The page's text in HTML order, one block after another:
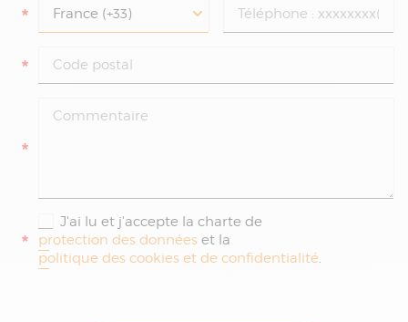
*
*
*
*
J'ai lu et j'accepte la charte de
protection des données et la
politique des cookies et de confidentialité.